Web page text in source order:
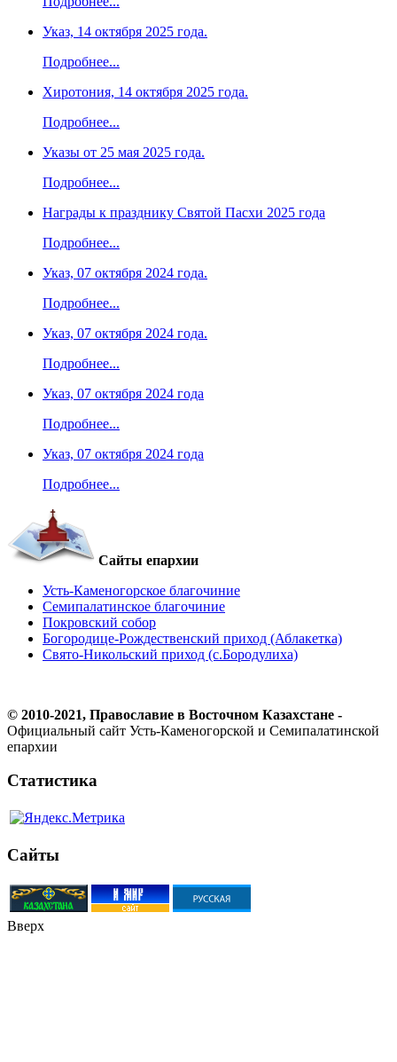
Указ, 14 октября 2025 года.
Подробнее...
Хиротония, 14 октября 2025 года.
Подробнее...
Указы от 25 мая 2025 года.
Подробнее...
Награды к празднику Святой Пасхи 2025 года
Подробнее...
Указ, 07 октября 2024 года.
Подробнее...
Указ, 07 октября 2024 года.
Подробнее...
Указ, 07 октября 2024 года
Подробнее...
Указ, 07 октября 2024 года
Подробнее...
Сайты епархии
Усть-Каменогорское благочиние
Семипалатинское благочиние
Покровский собор
Богородице-Рождественский приход (Аблакетка)
Свято-Никольский приход (с.Бородулиха)
© 2010-2021, Православие в Восточном Казахстане -
Официальный сайт Усть-Каменогорской и Семипалатинской
епархии
Статистика
Сайты
Вверх